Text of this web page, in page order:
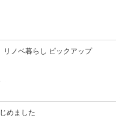
リノベ暮らし ピックアップ
めました